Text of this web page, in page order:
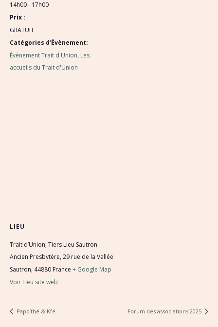
14h00 - 17h00
Prix :
GRATUIT
Catégories d’Évènement:
Évènement Trait d'Union, Les
accueils du Trait d'Union
LIEU
Trait d’Union, Tiers Lieu Sautron
Ancien Presbytère, 29 rue de la Vallée
Sautron, 44880 France + Google Map
Voir Lieu site web
Papo’thé & Kfé Forum des associations 2025